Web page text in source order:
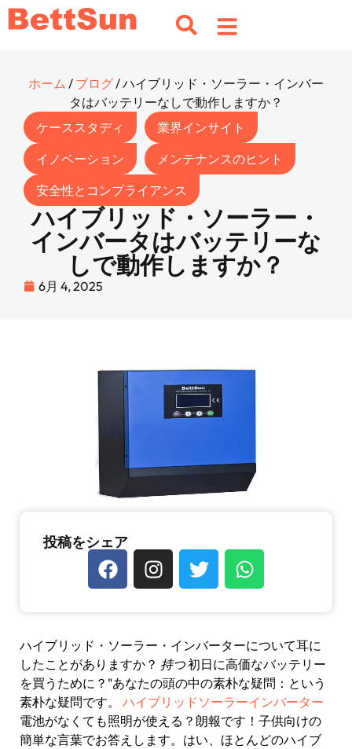
ホーム / ブログ/ ハイブリッド・ソーラー・インバー
タはバッテリーなしで動作しますか？
ケーススタディ
業界インサイト
イノベーション
メンテナンスのヒント
安全性とコンプライアンス
ハイブリッド・ソーラー・
インバータはバッテリーな
しで動作しますか？
6月 4, 2025
投稿をシェア
ハイブリッド・ソーラー・インバーターについて耳に
したことがありますか？ 持つ初日に高価なバッテリー
を買うために？"あなたの頭の中の素朴な疑問：という
素朴な疑問です。 ハイブリッドソーラーインバーター
電池がなくても照明が使える？朗報です！子供向けの
簡単な言葉でお答えします。はい、ほとんどのハイブ